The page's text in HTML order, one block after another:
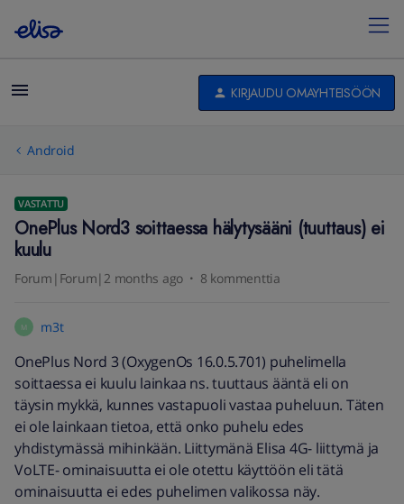
KIRJAUDU OMAYHTEISÖÖN
Android
VASTATTU
OnePlus Nord3 soittaessa hälytysääni (tuuttaus) ei
kuulu
Forum|Forum|2 months ago 8 kommenttia
M m3t
OnePlus Nord 3 (OxygenOs 16.0.5.701) puhelimella
soittaessa ei kuulu lainkaa ns. tuuttaus ääntä eli on
täysin mykkä, kunnes vastapuoli vastaa puheluun. Täten
ei ole lainkaan tietoa, että onko puhelu edes
yhdistymässä mihinkään. Liittymänä Elisa 4G- liittymä ja
VoLTE- ominaisuutta ei ole otettu käyttöön eli tätä
ominaisuutta ei edes puhelimen valikossa näy.